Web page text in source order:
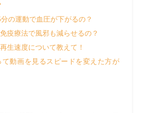
の運動で血圧が下がるの？
疫療法で風邪も減らせるの？
生速度について教えて！
動画を見るスピードを変えた方が